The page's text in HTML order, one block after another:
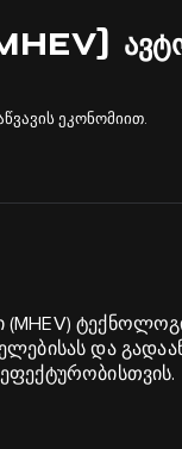
ეკონომიით.
და